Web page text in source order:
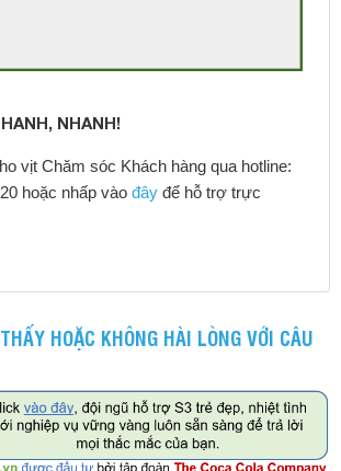
NHANH!
vịt Chăm sóc Khách hàng qua hotline:
hoặc nhấp vào đây để hỗ trợ trực
HOẶC KHÔNG HÀI LÒNG VỚI CÂU